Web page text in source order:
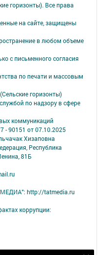
горизонты). Все права
на сайте, защищены
в любом объеме
с письменного согласия
по печати и массовым
горизонты)
по надзору в сфере
коммуникаций
90151 от 07.10.2025
Хизаповна
Республика
81Б
http://tatmedia.ru
коррупции: